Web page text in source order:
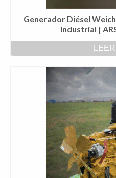
Generador Diésel
Industrial |